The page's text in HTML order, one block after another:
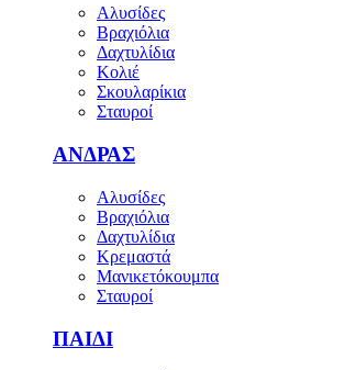
Αλυσίδες
Βραχιόλια
Δαχτυλίδια
Κολιέ
Σκουλαρίκια
Σταυροί
ΑΝΔΡΑΣ
Αλυσίδες
Βραχιόλια
Δαχτυλίδια
Κρεμαστά
Μανικετόκουμπα
Σταυροί
ΠΑΙΔΙ